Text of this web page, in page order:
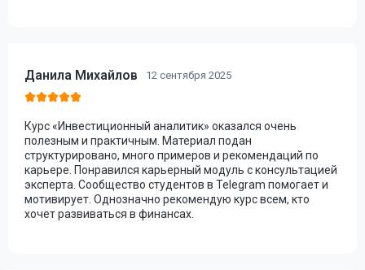
Данила Михайлов 12 сентября 2025
Курс «Инвестиционный аналитик» оказался очень
полезным и практичным. Материал подан
структурировано, много примеров и рекомендаций по
карьере. Понравился карьерный модуль с консультацией
эксперта. Сообщество студентов в Telegram помогает и
мотивирует. Однозначно рекомендую курс всем, кто
хочет развиваться в финансах.